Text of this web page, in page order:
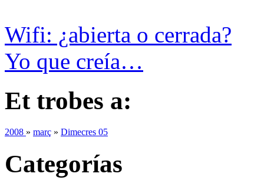
Wifi: ¿abierta o cerrada?
Yo que creía…
Et trobes a:
2008 » març » Dimecres 05
Categorías